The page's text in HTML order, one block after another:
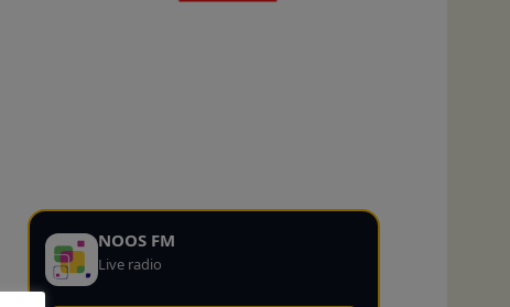
NOOS FM
Live radio